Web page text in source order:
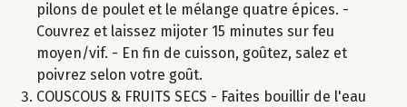
pilons de poulet et le mélange quatre épices. -
Couvrez et laissez mijoter 15 minutes sur feu
moyen/vif. - En fin de cuisson, goûtez, salez et
poivrez selon votre goût.
COUSCOUS & FRUITS SECS - Faites bouillir de l'eau